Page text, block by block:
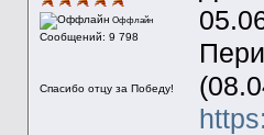
Оффлайн
Сообщений: 9 798
Спасибо отцу за Победу!